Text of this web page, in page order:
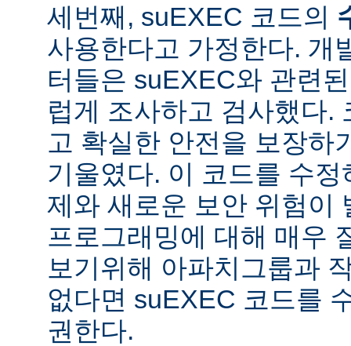
세번째, suEXEC 코드의
사용한다고 가정한다. 개
터들은 suEXEC와 관련
럽게 조사하고 검사했다.
고 확실한 안전을 보장하
기울였다. 이 코드를 수
제와 새로운 보안 위험이
프로그래밍에 대해 매우
보기위해 아파치그룹과
없다면 suEXEC 코드를
권한다.